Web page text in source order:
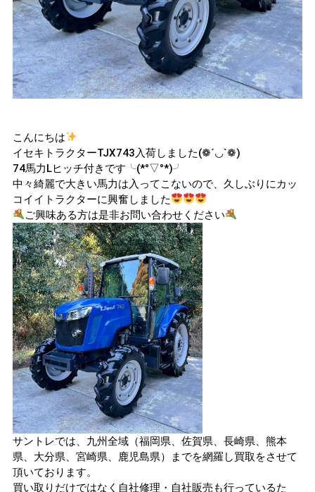
こんにちは
イセキトラクターTJX743入荷しました(❁´◡`❁)
74馬力Lヒッチ付きです╰(*°▽°*)╯
中々綺麗で大きい馬力は入ってこないので、久しぶりにカッ
コイイトラクターに興奮しました
ご興味ある方は是非お問い合わせください
サントレでは、九州全域（福岡県、佐賀県、長崎県、熊本
県、大分県、宮崎県、鹿児島県）までを網羅し買取をさせて
頂いております。
買い取りだけではなく自社修理・自社販売も行っているた